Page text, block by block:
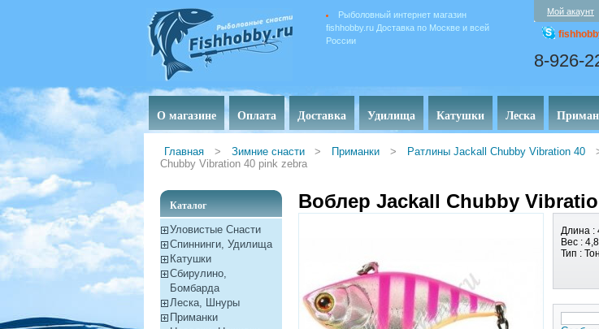
Рыболовный интернет магазин
fishhobby.ru Доставка по Москве и всей
России
Мой акаунт
8-926-
О магазине Оплата Доставка Удилища Катушки Леска
Главная > Зимние снасти > Приманки > Ратлины Jackall Chubby Vibration 40
Chubby Vibration 40 pink zebra
Каталог
Уловистые Снасти
Спиннинги, Удилища
Катушки
Сбирулино,
Бомбарда
Леска, Шнуры
Приманки
Воблер Jackall Chubby
Длина :
Вес :
Тип :